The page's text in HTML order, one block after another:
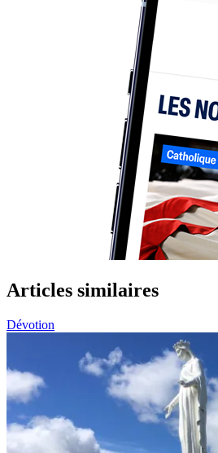
Articles similaires
Dévotion